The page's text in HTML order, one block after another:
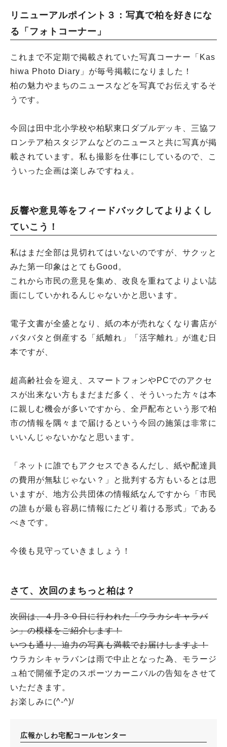
リニューアルポイント３：写真で柏を好きにな
る「フォトコーナー」
これまで不定期で掲載されていた写真コーナー「Kas
hiwa Photo Diary」が毎号掲載になりました！
柏の魅力やまちのニュースなどを写真でお伝えするそ
うです。
今回は田中北小学校や柏駅東口ダブルデッキ、三協フ
ロンテア柏スタジアムなどのニュースと共に写真が掲
載されています。私も撮影を仕事にしているので、こ
ういった企画は楽しみですねぇ。
反響や意見等をフィードバックしてよりよくし
ていこう！
私はまだ全部は見切れてはいないのですが、サクッと
みた第一印象はとてもGood。
これから市民の意見を集め、改良を重ねてよりよい誌
面にしていかれるんじゃないかと思います。
電子文書が全盛となり、紙の本が売れなくなり書店が
バタバタと倒産する「紙離れ」「活字離れ」が進む日
本ですが、
超高齢社会を迎え、スマートフォンやPCでのアクセ
スが出来ない方もまだまだ多く、そういった方々は本
に親しむ機会が多いですから、全戸配布という形で柏
市の情報を隅々まで届けるという今回の施策は非常に
いいんじゃないかなと思います。
「ネットに誰でもアクセスできるんだし、紙や配達員
の費用が無駄じゃない？」と批判する方もいるとは思
いますが、地方公共団体の情報紙なんですから「市民
の誰もが最も容易に情報にたどり着ける形式」である
べきです。
今後も見守っていきましょう！
さて、次回のまちっと柏は？
次回は、４月３０日に行われた「ウラカシキャラバ
ン」の模様をご紹介します！
いつも通り、迫力の写真も満載でお届けしますよ！
ウラカシキャラバンは雨で中止となった為、モラージ
ュ柏で開催予定のスポーツカーニバルの告知をさせて
いただきます。
お楽しみに(^-^)/
広報かしわ宅配コールセンター